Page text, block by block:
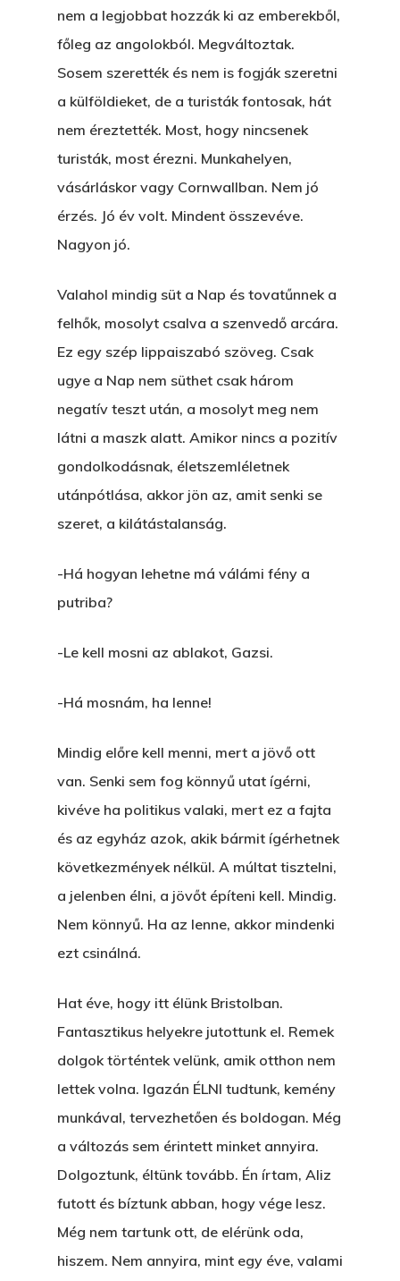
nem a legjobbat hozzák ki az emberekből,
főleg az angolokból. Megváltoztak.
Sosem szerették és nem is fogják szeretni
a külföldieket, de a turisták fontosak, hát
nem éreztették. Most, hogy nincsenek
turisták, most érezni. Munkahelyen,
vásárláskor vagy Cornwallban. Nem jó
érzés. Jó év volt. Mindent összevéve.
Nagyon jó.
Valahol mindig süt a Nap és tovatűnnek a
felhők, mosolyt csalva a szenvedő arcára.
Ez egy szép lippaiszabó szöveg. Csak
ugye a Nap nem süthet csak három
negatív teszt után, a mosolyt meg nem
látni a maszk alatt. Amikor nincs a pozitív
gondolkodásnak, életszemléletnek
utánpótlása, akkor jön az, amit senki se
szeret, a kilátástalanság.
-Há hogyan lehetne má válámi fény a
putriba?
-Le kell mosni az ablakot, Gazsi.
-Há mosnám, ha lenne!
Mindig előre kell menni, mert a jövő ott
van. Senki sem fog könnyű utat ígérni,
kivéve ha politikus valaki, mert ez a fajta
és az egyház azok, akik bármit ígérhetnek
következmények nélkül. A múltat tisztelni,
a jelenben élni, a jövőt építeni kell. Mindig.
Nem könnyű. Ha az lenne, akkor mindenki
ezt csinálná.
Hat éve, hogy itt élünk Bristolban.
Fantasztikus helyekre jutottunk el. Remek
dolgok történtek velünk, amik otthon nem
lettek volna. Igazán ÉLNI tudtunk, kemény
munkával, tervezhetően és boldogan. Még
a változás sem érintett minket annyira.
Dolgoztunk, éltünk tovább. Én írtam, Aliz
futott és bíztunk abban, hogy vége lesz.
Még nem tartunk ott, de elérünk oda,
hiszem. Nem annyira, mint egy éve, valami
A Vér Nem Válik Vízzé
Egy Nyár
Eltojtuk Nyuszi
EGY LAKTANYÁT,
A PESTIA
Az Elveszett Fejezet
Akkor És Ott
Nem Szégyen Az
És Akkor A Balta
A Pitli
Ment A Hűtlen
Egy Be-Fektetést,
FELICITÁ
Egy Világbajnokságot,
ÁRULÓ!
Párizs És Újra MI
Egy Hitelt, Ödön?
ELMENT A VILLAMOS
GYERE VELEM
Hogyan Tudta Feladni
Kartalherczeghy
Bristolt Látni
Feliratkozás
Kapcsolat
Bakker Gyuri
Hírek
customizable off canvas
About Salient